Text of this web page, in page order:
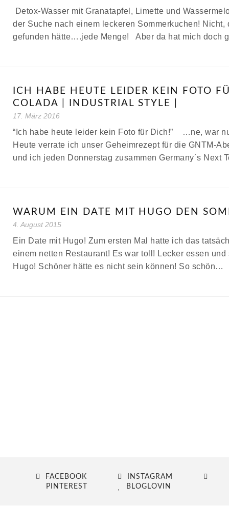
Detox-Wasser mit Granatapfel, Limette und
der Suche nach einem leckeren Sommerkuchen!
gefunden hätte….jede Menge! Aber da hat mich doch
ICH HABE HEUTE LEIDER KEIN FOTO
COLADA | INDUSTRIAL STYLE |
17. März 2016
“Ich habe heute leider kein Foto für Dich!” …ne, war
Heute verrate ich unser Geheimrezept für die GNTM-
und ich jeden Donnerstag zusammen Germany´s Next
WARUM EIN DATE MIT HUGO DEN
4. August 2015
Ein Date mit Hugo! Zum ersten Mal hatte ich das
einem netten Restaurant! Es war toll! Lecker essen
Hugo! Schöner hätte es nicht sein können! So schön…
FACEBOOK
INSTAGRAM
PINTEREST
BLOGLOVIN